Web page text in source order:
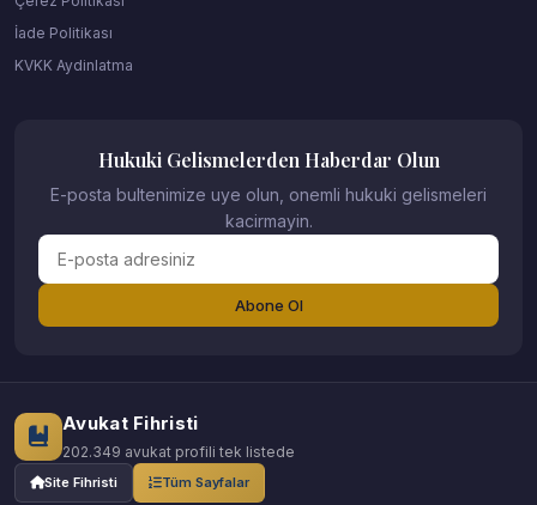
İade Politikası
KVKK Aydinlatma
Hukuki Gelismelerden Haberdar Olun
E-posta bultenimize uye olun, onemli hukuki gelismeleri
kacirmayin.
Abone Ol
Avukat Fihristi
202.349 avukat profili tek listede
Site Fihristi Tüm Sayfalar